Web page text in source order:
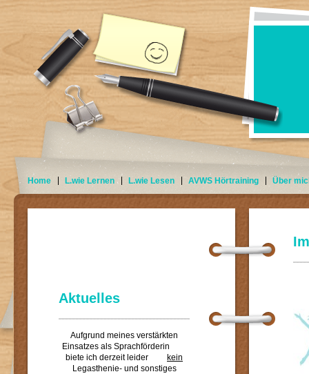
Home L.wie Lernen L.wie Lesen AVWS Hörtraining Über
Aktuelles
Aufgrund meines verstärkten
Einsatzes als Sprachförderin
biete ich derzeit leider kein
Legasthenie- und sonstiges